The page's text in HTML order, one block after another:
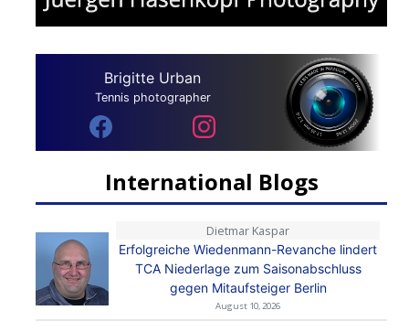
Brigitte Urban
Tennis photographer
International Blogs
Dietmar Kaspar
Erfolgreiche Wiedenmann-Revanche lindert
TCA Niederlage zum Saisonabschluss
gegen Mitaufsteiger Berlin
August 10, 2026